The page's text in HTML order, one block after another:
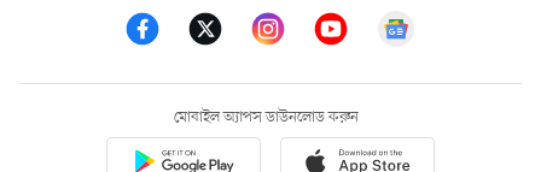
মোবাইল অ্যাপস ডাউনলোড করুন